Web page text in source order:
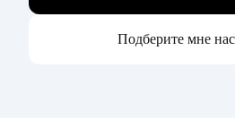
Подберите мне